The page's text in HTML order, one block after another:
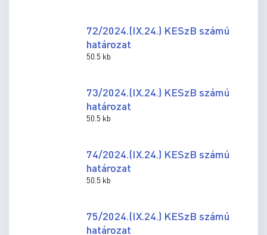
72/2024.(IX.24.) KESzB számú
határozat
50.5 kb
73/2024.(IX.24.) KESzB számú
határozat
50.5 kb
74/2024.(IX.24.) KESzB számú
határozat
50.5 kb
75/2024.(IX.24.) KESzB számú
határozat